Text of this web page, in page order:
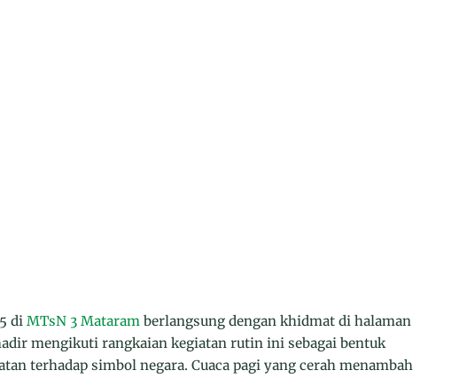
di MTsN 3 Mataram berlangsung dengan khidmat di halaman
mengikuti rangkaian kegiatan rutin ini sebagai bentuk
terhadap simbol negara. Cuaca pagi yang cerah menambah